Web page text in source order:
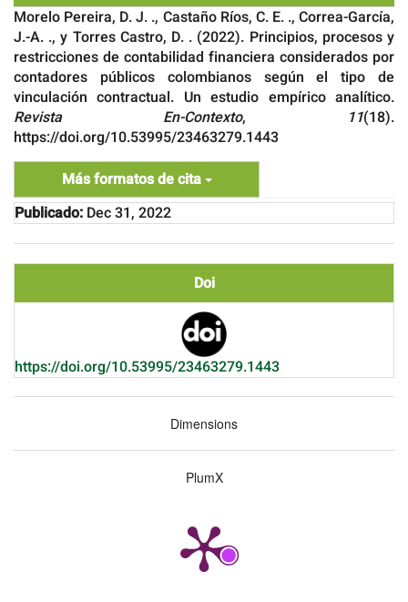
Morelo Pereira, D. J. ., Castaño Ríos, C. E. ., Correa-García,
J.-A. ., y Torres Castro, D. . (2022). Principios, procesos y
restricciones de contabilidad financiera considerados por
contadores públicos colombianos según el tipo de
vinculación contractual. Un estudio empírico analítico.
Revista En-Contexto, 11(18).
https://doi.org/10.53995/23463279.1443
Más formatos de cita
Publicado: Dec 31, 2022
Doi
https://doi.org/10.53995/23463279.1443
Dimensions
PlumX